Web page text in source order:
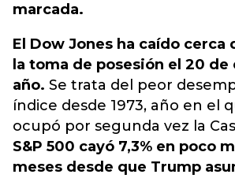
marcada.
El Dow Jones ha caído cerca
la toma de posesión el 20
año. Se trata del peor
índice desde 1973, año en el
ocupó por segunda vez la
S&P 500 cayó 7,3% en poco
meses desde que Trump